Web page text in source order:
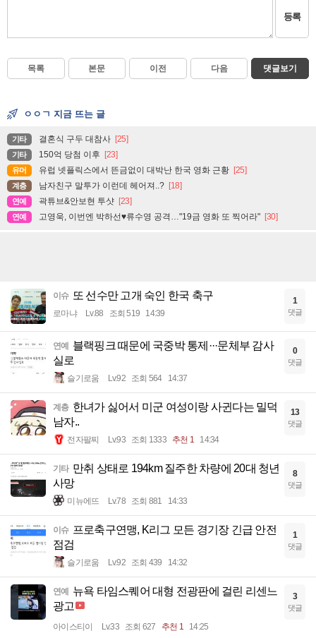
등록
목록 본문 이전 다음 댓글보기
ㅇㅇㄱ 지금 뜨는 글
기타 결혼식 구두 대참사 [25]
기타 150억 당첨 이후 [23]
유머 유럽 넷플릭스에서 뜬금없이 대박난 한국 영화 근황 [25]
계층 남자친구 말투가 이런데 헤어져..? [18]
연예 곽튜브&안보현 투샷 [23]
연예 고영욱, 이번엔 박하선♥류수영 공격…"19금 영화 또 찍어라" [30]
이슈 또 선수만 고개 숙인 한국 축구
로마냐 Lv.88 조회 519 14:39
1
댓글
연예
블랙핑크 때문에 국중박 통제···문체부 감사
실로
슬기로움 Lv.92 조회 564 14:37
0
댓글
계층 한녀가 싫어서 미군 여성이랑 사귄다는 밀덕
남자..
전자팔찌 Lv.93 조회 1333 추천 1 14:34
13
댓글
기타 만취 상태로 194km 질주한 차량에 20대 청년
사망
미뉴에뜨 Lv.78 조회 881 14:33
8
댓글
이슈 프로축구연맹, K리그 모든 경기장 긴급 안전
점검
슬기로움 Lv.92 조회 439 14:32
1
댓글
연예
뉴욕 타임스퀘어 대형 전광판에 걸린 리센느
광고
아이스티이 Lv.33 조회 627 추천 1 14:25
3
댓글